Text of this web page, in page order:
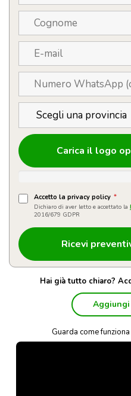
Carica il logo
Accetto la privacy policy *
Dichiaro di aver letto e accettato la
2016/679 GDPR
Hai già tutto chiaro?
Guarda come